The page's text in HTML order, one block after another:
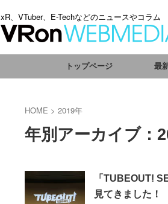
xR、VTuber、E-Techなどのニュースやコラム
トップページ 最
HOME > 2019年
年別アーカイブ：
「TUBEOUT!
見てきました！